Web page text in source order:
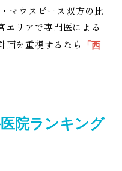
マウスピース双方の比
エリアで専門医による
画を重視するなら
「西
院ランキング